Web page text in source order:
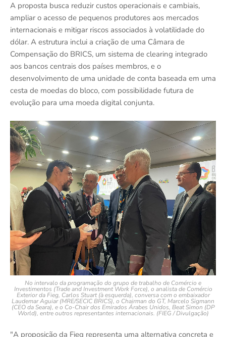
A proposta busca reduzir custos operacionais e cambiais,
ampliar o acesso de pequenos produtores aos mercados
internacionais e mitigar riscos associados à volatilidade do
dólar. A estrutura inclui a criação de uma Câmara de
Compensação do BRICS, um sistema de clearing integrado
aos bancos centrais dos países membros, e o
desenvolvimento de uma unidade de conta baseada em uma
cesta de moedas do bloco, com possibilidade futura de
evolução para uma moeda digital conjunta.
No intervalo da programação do grupo de trabalho de Comércio e
Investimentos (Trade and Investment Work Force), o analista de Comércio
Exterior da Fieg, Carlos Stuart (à esquerda), conversa com o embaixador
Laudemar Aguiar (MRE/SECIC BRICS), o Chairman do GT, Marcelo Sigmann
(CEO da Seara), e o Co-Chair dos Emirados Árabes Unidos, Beat Simon (DP
World), entre outros representantes internacionais. (FIEG / Divulgação)
"A proposição da Fieg representa uma alternativa concreta e